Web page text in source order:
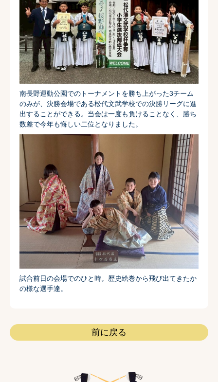
南長野運動公園でのトーナメントを勝ち上がった3チーム
のみが、決勝会場である松代文武学校での決勝リーグに進
出することができる。当会は一度も負けることなく、勝ち
数差で今年も悔しい二位となりました。
試合前日の会場でのひと時。歴史絵巻から飛び出てきたか
の様な選手達。
前に戻る